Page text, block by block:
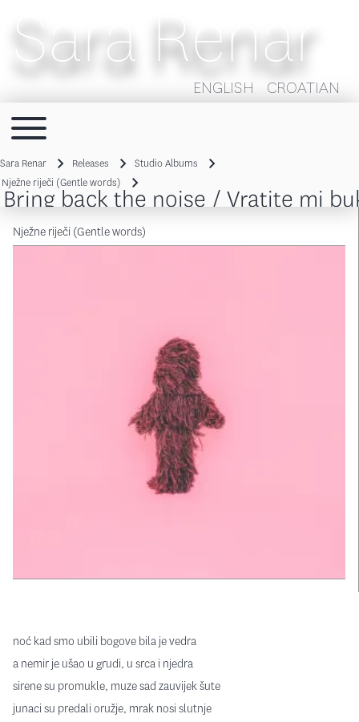
Sara Renar
ENGLISH CROATIAN
Main navigation
Toggle main menu
Breadcrumb
Sara Renar Releases
Studio Albums
Nježne riječi (Gentle words)
Bring back the noise / Vratite mi
Nježne riječi (Gentle words)
noć kad smo ubili bogove bila je vedra
a nemir je ušao u grudi, u srca i njedra
sirene su promukle, muze sad zauvijek šute
junaci su predali oružje, mrak nosi slutnje